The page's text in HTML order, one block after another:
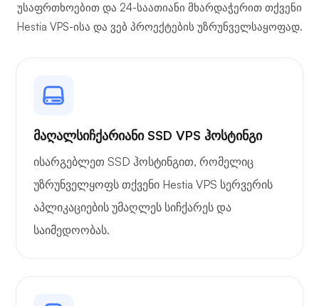
უსაფრთხოებით და 24-საათიანი მხარდაჭერით თქვენი
Hestia VPS-ისა და ვებ პროექტების უზრუნველსაყოფად.
მაღალსიჩქარიანი SSD VPS ჰოსტინგი
ისარგებლეთ SSD ჰოსტინგით, რომელიც
უზრუნველყოფს თქვენი Hestia VPS სერვერის
აპლიკაციების უმაღლეს სიჩქარეს და
საიმედოობას.